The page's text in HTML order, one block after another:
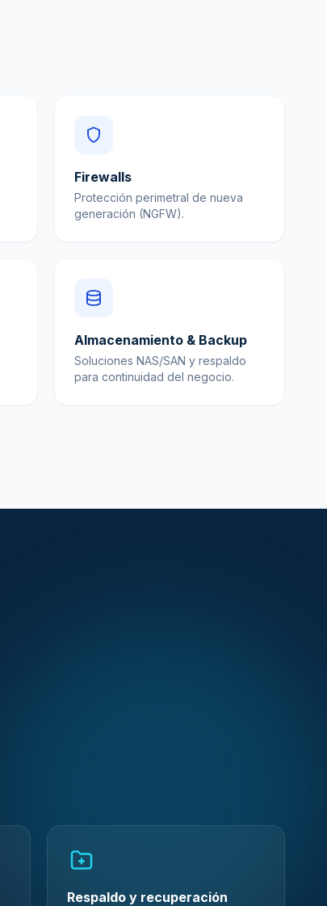
Firewalls
Protección perimetral de nueva
generación (NGFW).
Almacenamiento & Backup
Soluciones NAS/SAN y respaldo
para continuidad del negocio.
Respaldo y recuperación